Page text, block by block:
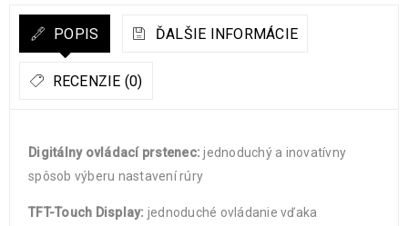
POPIS ĎALŠIE INFORMÁCIE
RECENZIE (0)
Digitálny ovládací prstenec: jednoduchý a inovatívny
spôsob výberu nastavení rúry
TFT-Touch Display: jednoduché ovládanie vďaka